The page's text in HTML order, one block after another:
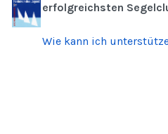
erfolgreichsten
Wie kann ich